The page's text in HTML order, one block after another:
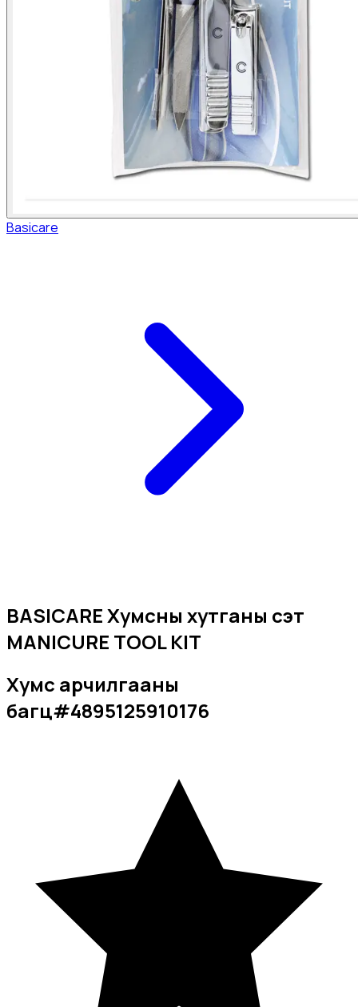
Basicare
BASICARE Хумсны хутганы сэт
MANICURE TOOL KIT
Хумс арчилгааны
багц#4895125910176